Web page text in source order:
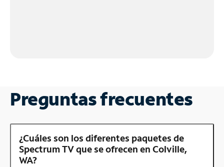
Preguntas frecuentes
¿Cuáles son los diferentes paquetes de
Spectrum TV que se ofrecen en Colville,
WA?